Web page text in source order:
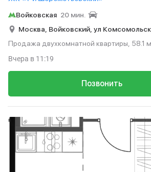
Войковская 20 мин.
Москва, Войковский, ул
Продажа двухкомнатной квартиры, 58.1
Позвонить
Вчера в 11:19